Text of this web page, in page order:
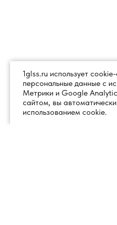
1glss.ru использует
персональные данные с
Метрики и Google
сайтом, вы
использованием cookie.